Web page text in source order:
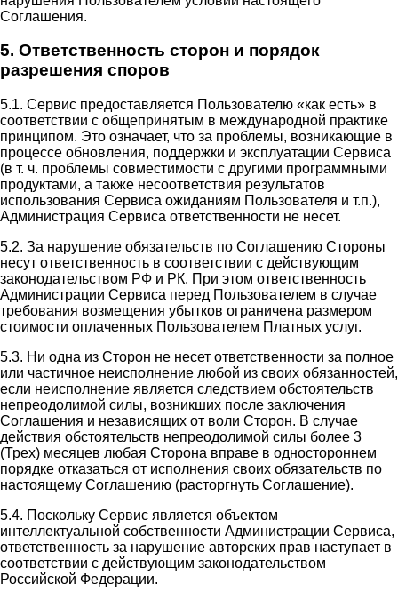
Соглашения.
5. Ответственность сторон и порядок
разрешения споров
5.1. Сервис предоставляется Пользователю «как есть» в
соответствии с общепринятым в международной практике
принципом. Это означает, что за проблемы, возникающие в
процессе обновления, поддержки и эксплуатации Сервиса
(в т. ч. проблемы совместимости с другими программными
продуктами, а также несоответствия результатов
использования Сервиса ожиданиям Пользователя и т.п.),
Администрация Сервиса ответственности не несет.
5.2. За нарушение обязательств по Соглашению Стороны
несут ответственность в соответствии с действующим
законодательством РФ и РК. При этом ответственность
Администрации Сервиса перед Пользователем в случае
требования возмещения убытков ограничена размером
стоимости оплаченных Пользователем Платных услуг.
5.3. Ни одна из Сторон не несет ответственности за полное
или частичное неисполнение любой из своих обязанностей,
если неисполнение является следствием обстоятельств
непреодолимой силы, возникших после заключения
Соглашения и независящих от воли Сторон. В случае
действия обстоятельств непреодолимой силы более 3
(Трех) месяцев любая Сторона вправе в одностороннем
порядке отказаться от исполнения своих обязательств по
настоящему Соглашению (расторгнуть Соглашение).
5.4. Поскольку Сервис является объектом
интеллектуальной собственности Администрации Сервиса,
ответственность за нарушение авторских прав наступает в
соответствии с действующим законодательством
Российской Федерации.